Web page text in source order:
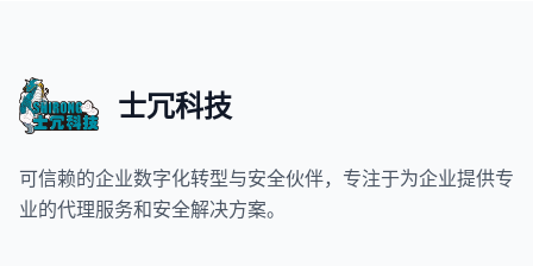
士冗科技
可信赖的企业数字化转型与安全伙伴，专注于为企业提供专
业的代理服务和安全解决方案。